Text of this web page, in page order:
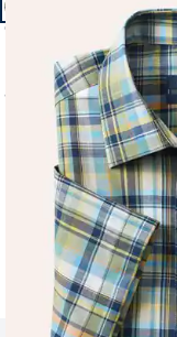
Passform Comfort
Comfort Fit
Extraglatt-Hemd
ab
€ 74,99
Seite 1 geladen.